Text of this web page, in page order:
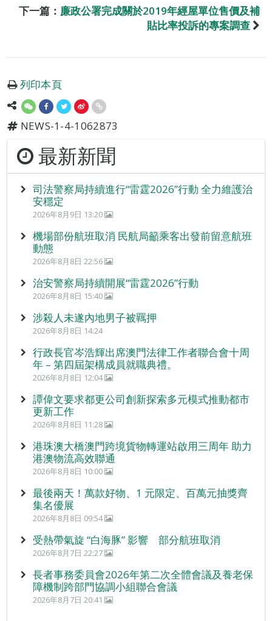
下一篇： 廉政公署完成關於2019年經屋單位售價及補
貼比率投訴的專案調查
列印本頁
NEWS-1-4-1062873
最新新聞
司法警察局持續進行“雷霆2026”行動 全力維護治
安穩定
2026年8月9日 13:20
機場部份航班取消 民航局籲乘客出發前留意航班
動態
2026年8月8日 22:56
治安警察局持續開展“雷霆2026”行動
2026年8月8日 15:40
涉殺人未遂內地男子被羈押
2026年8月8日 14:24
行政長官岑浩輝出席澳門法律工作者聯合會十周
年 – 第四屆架構成員就職典禮。
2026年8月8日 12:04
譚偉文要求都更公司創新探索多元模式推動都市
更新工作
2026年8月8日 11:28
港珠澳大橋澳門跨境貨物轉運站啟用三周年 助力
港澳物流高效聯通
2026年8月8日 10:00
最後兩天！萬款好物、1 元限定、百萬元抽獎齊
集名優展
2026年8月8日 09:54
受熱帶氣旋 “白海豚” 影響 部分航班取消
2026年8月7日 22:27
長者事務委員會2026年第二次全體會議及養老保
障機制跨部門協調小組聯合會議
2026年8月7日 20:41